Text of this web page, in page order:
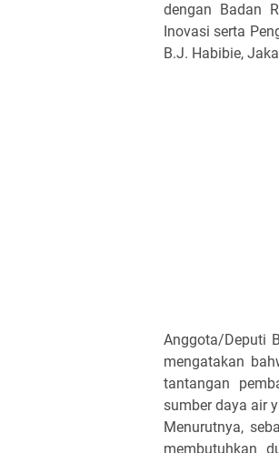
dengan Badan
Inovasi serta
B.J. Habibie,
Anggota/Deputi
mengatakan
tantangan
sumber daya air
Menurutnya,
membutuhkan